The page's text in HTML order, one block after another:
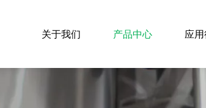
关于我们 产品中心 应